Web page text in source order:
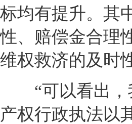
标均有提升。其
性、赔偿金合理
维权救济的及时
“可以看出，
产权行政执法以